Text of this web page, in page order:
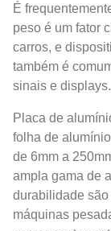
É
peso é um fator
carros, e
também é
sinais e displays.
Placa de
folha de
de 6mm a
ampla gama de
durabilidade são
máquinas